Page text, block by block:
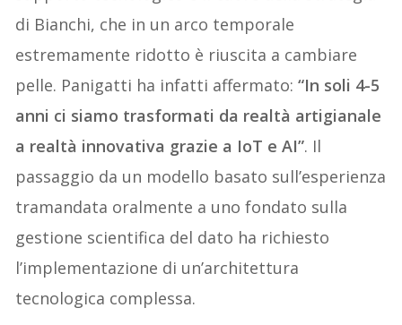
di Bianchi, che in un arco temporale
estremamente ridotto è riuscita a cambiare
pelle. Panigatti ha infatti affermato:“In soli 4-5
anni ci siamo trasformati da realtà artigianale
a realtà innovativa grazie a IoT e AI”. Il
passaggio da un modello basato sull’esperienza
tramandata oralmente a uno fondato sulla
gestione scientifica del dato ha richiesto
l’implementazione di un’architettura
tecnologica complessa.